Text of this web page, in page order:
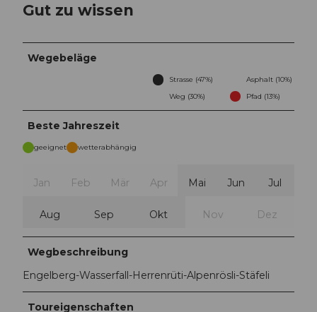
Gut zu wissen
Wegebeläge
Strasse (47%)
Asphalt (10%)
Weg (30%)
Pfad (13%)
Beste Jahreszeit
geeignet wetterabhängig
Jan Feb Mär Apr Mai Jun Jul
Aug Sep Okt Nov Dez
Wegbeschreibung
Engelberg-Wasserfall-Herrenrüti-Alpenrösli-Stäfeli
Toureigenschaften